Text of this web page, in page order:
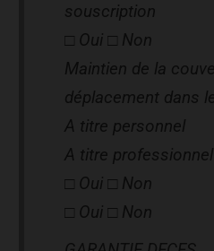
souscription
□ Oui □ Non
Maintien de la
déplacement dans
A titre personnel
A titre
□ Oui □ Non
□ Oui □ Non